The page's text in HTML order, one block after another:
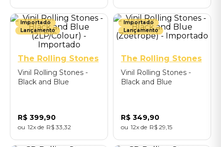
Importado
Lançamento
The Rolling Stones
Vinil Rolling Stones -
Black and Blue
R$ 399,90
12 R$ 33 32
Importado
Lançamento
The Rolling Stones
Vinil Rolling Stones -
Black and Blue
R$ 349,90
12 R$ 29 15